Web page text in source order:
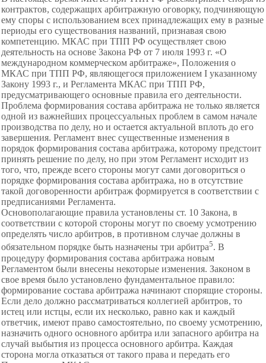
контрактов, содержащих арбитражную оговорку, подчиняющую
ему споры с использованием всех принадлежащих ему в разные
периоды его существования названий, признавая свою
компетенцию. МКАС при ТПП РФ осуществляет свою
деятельность на основе Закона РФ от 7 июля 1993 г. «О
международном коммерческом арбитраже», Положения о
МКАС при ТПП РФ, являющегося приложением I указанному
Закону 1993 г., и Регламента МКАС при ТПП РФ,
предусматривающего основные правила его деятельности.
Проблема формирования состава арбитража не только является
одной из важнейших процессуальных проблем в самом начале
производства по делу, но и остается актуальной вплоть до его
завершения. Регламент внес существенные изменения в
порядок формирования состава арбитража, которому предстоит
принять решение по делу, но при этом Регламент исходит из
того, что, прежде всего стороны могут сами договориться о
порядке формирования состава арбитража, но в отсутствие
такой договоренности арбитраж формируется в соответствии с
предписаниями Регламента.
Основополагающие правила установлены ст. 10 Закона, в
соответствии с которой стороны могут по своему усмотрению
определять число арбитров, в противном случае должны в
обязательном порядке быть назначены три арбитра5. В
процедуру формирования состава арбитража новым
Регламентом были внесены некоторые изменения. Законом в
свое время было установлено фундаментальное правило:
формирование состава арбитража начинают спорящие стороны.
Если дело должно рассматриваться коллегией арбитров, то
истец или истцы, если их несколько, равно как и каждый
ответчик, имеют право самостоятельно, по своему усмотрению,
назначить одного основного арбитра или запасного арбитра на
случай выбытия из процесса основного арбитра. Каждая
сторона могла отказаться от такого права и передать его